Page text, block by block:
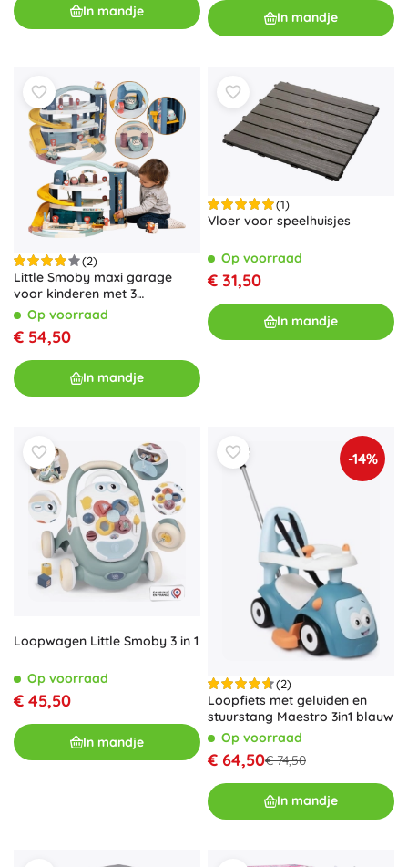
ritjes binnen en in de tuin.
In mandje In mandje
(2)
Little Smoby maxi garage
voor kinderen met 3
verdiepingen, lift en wasstraat
Op voorraad
€ 54,50
In mandje
(1)
Vloer voor speelhuisjes
Op voorraad
€ 31,50
In mandje
Loopwagen Little Smoby 3 in 1
Op voorraad
€ 45,50
In mandje
-14%
(2)
Loopfiets met geluiden en
stuurstang Maestro 3in1 blauw
Op voorraad
€ 64,50€ 74,50
In mandje